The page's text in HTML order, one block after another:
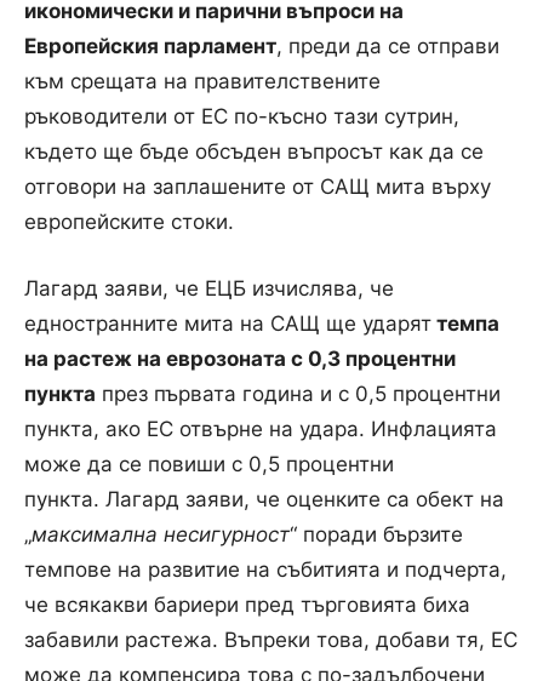
икономически и парични въпроси на
Европейския парламент, преди да се отправи
към срещата на правителствените
ръководители от ЕС по-късно тази сутрин,
където ще бъде обсъден въпросът как да се
отговори на заплашените от САЩ мита върху
европейските стоки.
Лагард заяви, че ЕЦБ изчислява, че
едностранните мита на САЩ ще ударят темпа
на растеж на еврозоната с 0,3 процентни
пункта през първата година и с 0,5 процентни
пункта, ако ЕС отвърне на удара. Инфлацията
може да се повиши с 0,5 процентни
пункта. Лагард заяви, че оценките са обект на
„максимална несигурност“ поради бързите
темпове на развитие на събитията и подчерта,
че всякакви бариери пред търговията биха
забавили растежа. Въпреки това, добави тя, ЕС
може да компенсира това с по-задълбочени